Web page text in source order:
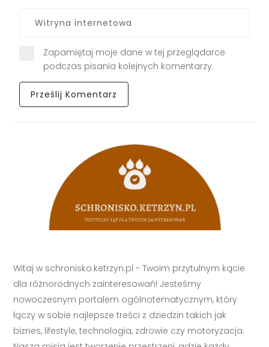
Zapamiętaj moje dane w tej przeglądarce
podczas pisania kolejnych komentarzy.
Witaj w schronisko.ketrzyn.pl - Twoim przytulnym kącie
dla różnorodnych zainteresowań! Jesteśmy
nowoczesnym portalem ogólnotematycznym, który
łączy w sobie najlepsze treści z dziedzin takich jak
biznes, lifestyle, technologia, zdrowie czy motoryzacja.